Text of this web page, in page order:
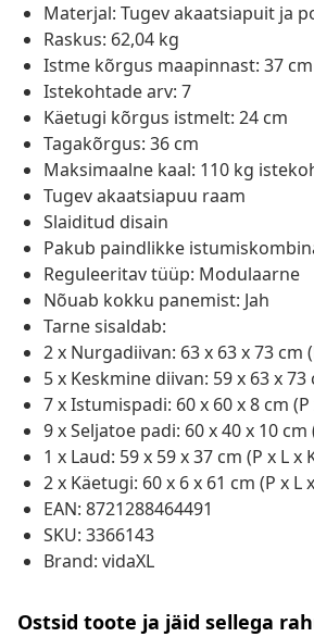
Materjal: Tugev akaatsiapuit ja
Raskus: 62,04 kg
Istme kõrgus maapinnast: 37 cm
Istekohtade arv: 7
Käetugi kõrgus istmelt: 24 cm
Tagakõrgus: 36 cm
Maksimaalne kaal: 110 kg
Tugev akaatsiapuu raam
Slaiditud disain
Pakub paindlikke
Reguleeritav tüüp: Modulaarne
Nõuab kokku panemist: Jah
Tarne sisaldab:
2 x Nurgadiivan: 63 x 63 x 73 cm
5 x Keskmine diivan: 59 x 63 x 73
7 x Istumispadi: 60 x 60 x 8 cm (P
9 x Seljatoe padi: 60 x 40 x 10 cm
1 x Laud: 59 x 59 x 37 cm (P x L x
2 x Käetugi: 60 x 6 x 61 cm (P x L
EAN: 8721288464491
SKU: 3366143
Brand: vidaXL
Ostsid toote ja jäid sellega